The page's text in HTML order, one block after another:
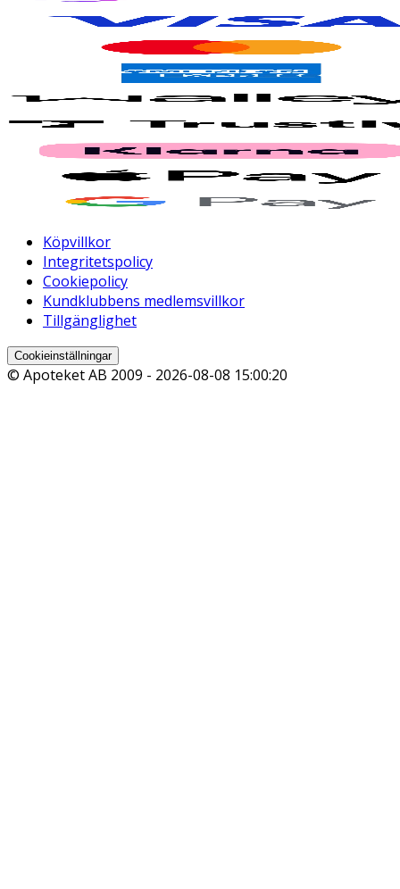
Köpvillkor
Integritetspolicy
Cookiepolicy
Kundklubbens medlemsvillkor
Tillgänglighet
Cookieinställningar
© Apoteket AB 2009 - 2026-08-08 15:00:20